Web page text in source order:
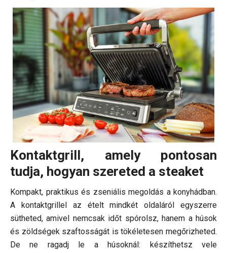
Kontaktgrill, amely pontosan
tudja, hogyan szereted a steaket
Kompakt, praktikus és zseniális megoldás a konyhádban.
A kontaktgrillel az ételt mindkét oldaláról egyszerre
sütheted, amivel nemcsak időt spórolsz, hanem a húsok
és zöldségek szaftosságát is tökéletesen megőrizheted.
De ne ragadj le a húsoknál: készíthetsz vele